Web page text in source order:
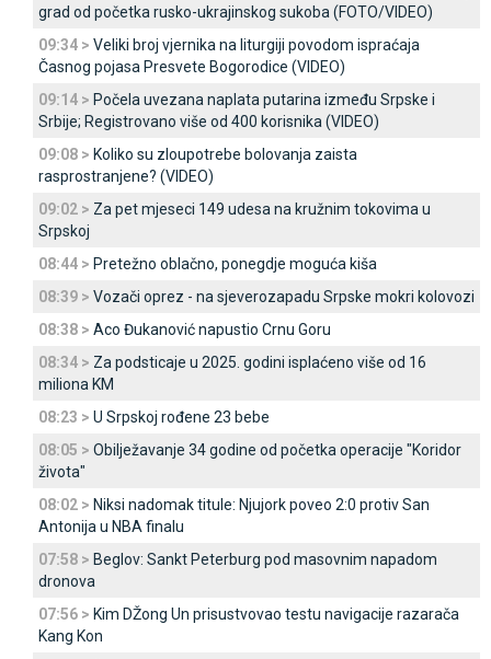
grad od početka rusko-ukrajinskog sukoba (FOTO/VIDEO)
09:34 > Veliki broj vjernika na liturgiji povodom ispraćaja
Časnog pojasa Presvete Bogorodice (VIDEO)
09:14 > Počela uvezana naplata putarina između Srpske i
Srbije; Registrovano više od 400 korisnika (VIDEO)
09:08 > Koliko su zloupotrebe bolovanja zaista
rasprostranjene? (VIDEO)
09:02 > Za pet mjeseci 149 udesa na kružnim tokovima u
Srpskoj
08:44 > Pretežno oblačno, ponegdje moguća kiša
08:39 > Vozači oprez - na sjeverozapadu Srpske mokri kolovozi
08:38 > Aco Đukanović napustio Crnu Goru
08:34 > Za podsticaje u 2025. godini isplaćeno više od 16
miliona KM
08:23 > U Srpskoj rođene 23 bebe
08:05 > Obilježavanje 34 godine od početka operacije "Koridor
života"
08:02 > Niksi nadomak titule: Njujork poveo 2:0 protiv San
Antonija u NBA finalu
07:58 > Beglov: Sankt Peterburg pod masovnim napadom
dronova
07:56 > Kim DŽong Un prisustvovao testu navigacije razarača
Kang Kon